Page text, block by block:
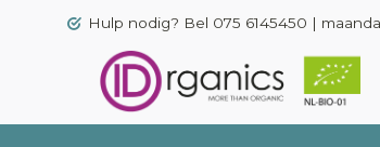
Hulp nodig? Bel 075 6145450 |